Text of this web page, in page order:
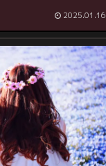
2025.01.16